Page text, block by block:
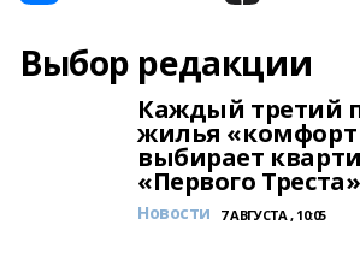
Выбор редакции
Каждый третий
жилья «комфорт
выбирает
«Первого Треста»
Новости 7 АВГУСТА , 10:05